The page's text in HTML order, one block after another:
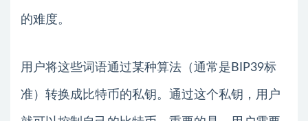
的难度。
用户将这些词语通过某种算法（通常是BIP39标
准）转换成比特币的私钥。通过这个私钥，用户